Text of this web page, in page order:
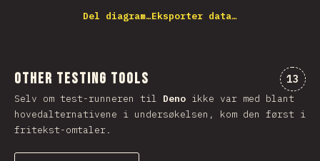
Del diagram…Eksporter data…
Other Testing Tools 13
Selv om test-runneren til Deno ikke var med blant
hovedalternativene i undersøkelsen, kom den først i
fritekst-omtaler.